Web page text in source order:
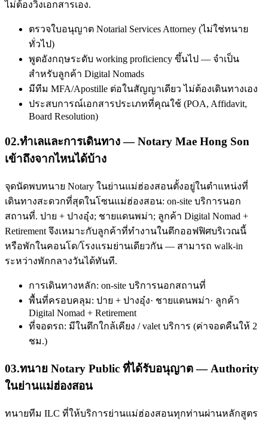
ไม่ต้องวิ่งเอกสารเอง.
ตรวจใบอนุญาต Notarial Services Attorney (ไม่ใช่ทนาย
ทั่วไป)
พูดอังกฤษระดับ working proficiency ขึ้นไป — จำเป็น
สำหรับลูกค้า Digital Nomads
มีทีม MFA/Apostille ต่อในสัญญาเดียว ไม่ต้องเดินทางเอง
ประสบการณ์เอกสารประเภทที่คุณใช้ (POA, Affidavit,
Board Resolution)
02.ทำเลและการเดินทาง — Notary Mae Hong Son
เข้าถึงจากไหนได้บ้าง
จุดนัดพบทนาย Notary ในย่านแม่ฮ่องสอนตั้งอยู่ในตำแหน่งที่
เดินทางสะดวกที่สุดในโซนแม่ฮ่องสอน: on-site บริการนอก
สถานที่. ปาย + ปางอุ๋ง; ชายแดนพม่า; ลูกค้า Digital Nomad +
Retirement จึงเหมาะกับลูกค้าที่ทำงานในตึกออฟฟิศบริเวณนี้
หรือพักในคอนโด/โรงแรมย่านเดียวกัน — สามารถ walk-in
ระหว่างพักกลางวันได้ทันที.
การเดินทางหลัก: on-site บริการนอกสถานที่
พื้นที่ครอบคลุม: ปาย + ปางอุ๋ง· ชายแดนพม่า· ลูกค้า
Digital Nomad + Retirement
ที่จอดรถ: มีในตึกใกล้เคียง / valet บริการ (ค่าจอดคืนให้ 2
ชม.)
03.ทนาย Notary Public ที่ได้รับอนุญาต — Authority
ในย่านแม่ฮ่องสอน
ทนายทีม ILC ที่ให้บริการย่านแม่ฮ่องสอนทุกท่านผ่านหลักสูตร